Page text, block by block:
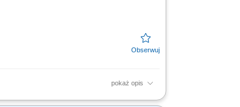
pokaż opis
IAM dla nowych